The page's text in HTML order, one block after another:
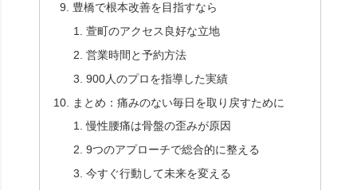
豊橋で根本改善を目指すなら
萱町のアクセス良好な立地
営業時間と予約方法
900人のプロを指導した実績
まとめ：痛みのない毎日を取り戻すために
慢性腰痛は骨盤の歪みが原因
9つのアプローチで総合的に整える
今すぐ行動して未来を変える